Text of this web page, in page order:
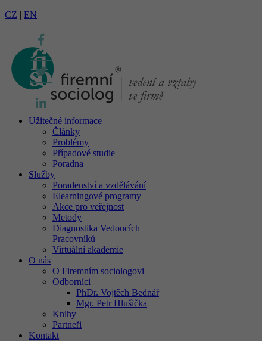
CZ | EN
Užitečné informace
Články
Problémy
Případové studie
Poradna
Služby
Poradenství a vzdělávání
Elearningové programy
Akce pro veřejnost
Metody
Diagnostika Vedoucích
Pracovníků
Virtuální akademie
O nás
O Firemním sociologovi
Odborníci
PhDr. Vojtěch Bednář
Mgr. Petr Hlušička
Knihy
Partneři
Kontakt